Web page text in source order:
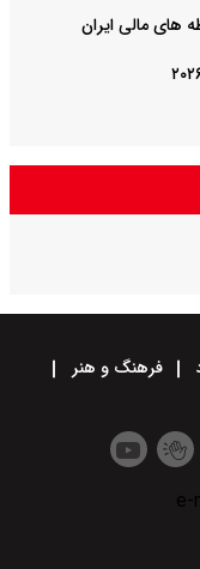
های مالی ایران
فرهنگ و هنر